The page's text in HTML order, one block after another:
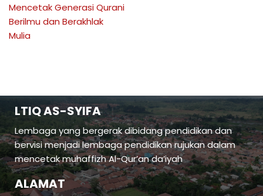
Mencetak Generasi Qurani
Berilmu dan Berakhlak
Mulia
LTIQ AS-SYIFA
Lembaga yang bergerak dibidang pendidikan dan
bervisi menjadi lembaga pendidikan rujukan dalam
mencetak muhaffizh Al-Qur’an da’iyah
ALAMAT